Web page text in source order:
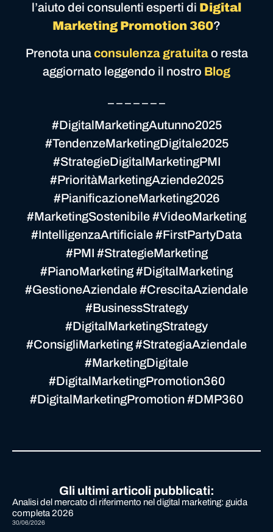
l’aiuto dei consulenti esperti di Digital
Marketing Promotion 360?
Prenota unaconsulenza gratuitao resta
aggiornato leggendo il nostro Blog
#DigitalMarketingAutunno2025
#TendenzeMarketingDigitale2025
#StrategieDigitalMarketingPMI
#PrioritàMarketingAziende2025
#PianificazioneMarketing2026
#MarketingSostenibile #VideoMarketing
#IntelligenzaArtificiale #FirstPartyData
#PMI #StrategieMarketing
#PianoMarketing #DigitalMarketing
#GestioneAziendale #CrescitaAziendale
#BusinessStrategy
#DigitalMarketingStrategy
#ConsigliMarketing #StrategiaAziendale
#MarketingDigitale
#DigitalMarketingPromotion360
#DigitalMarketingPromotion #DMP360
Gli ultimi articoli pubblicati:
Analisi del mercato di riferimento nel digital marketing: guida
completa 2026
30/06/2026